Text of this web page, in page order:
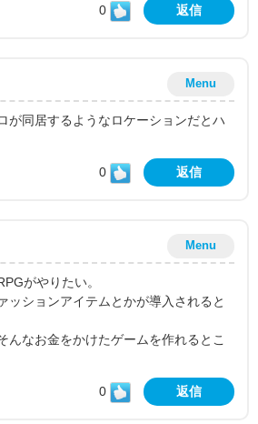
0 返信
Menu
が同居するようなロケーションだとハ
0 返信
Menu
がやりたい。
ッションアイテムとかが導入されると
んなお金をかけたゲームを作れるとこ
0 返信